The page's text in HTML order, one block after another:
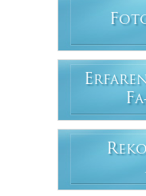
F
E
F
R